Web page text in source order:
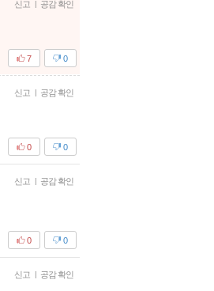
신고 | 공감 확인
0
7
신고 | 공감 확인
0
0
신고 | 공감 확인
0
0
신고 | 공감 확인